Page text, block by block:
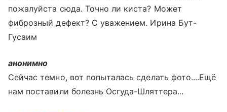
пожалуйста сюда. Точно ли киста? Может
фиброзный дефект? С уважением. Ирина Бут-
Гусаим
анонимно
Сейчас темно, вот попыталась сделать фото....Ещё
нам поставили болезнь Осгуда-Шляттера...